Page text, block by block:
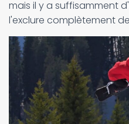
mais il y a suffisamment
l'exclure complètement